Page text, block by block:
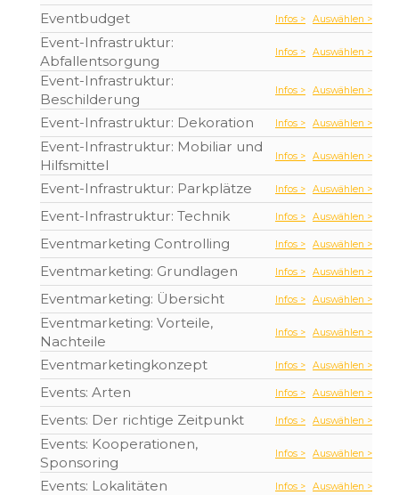
Eventbudget Infos > Auswählen >
Event-Infrastruktur:
Abfallentsorgung
Infos > Auswählen >
Event-Infrastruktur:
Beschilderung
Infos > Auswählen >
Event-Infrastruktur: Dekoration Infos > Auswählen >
Event-Infrastruktur: Mobiliar und
Hilfsmittel
Infos > Auswählen >
Event-Infrastruktur: Parkplätze Infos > Auswählen >
Event-Infrastruktur: Technik Infos > Auswählen >
Eventmarketing Controlling Infos > Auswählen >
Eventmarketing: Grundlagen Infos > Auswählen >
Eventmarketing: Übersicht Infos > Auswählen >
Eventmarketing: Vorteile,
Nachteile
Infos > Auswählen >
Eventmarketingkonzept Infos > Auswählen >
Events: Arten Infos > Auswählen >
Events: Der richtige Zeitpunkt Infos > Auswählen >
Events: Kooperationen,
Sponsoring
Infos > Auswählen >
Events: Lokalitäten Infos > Auswählen >